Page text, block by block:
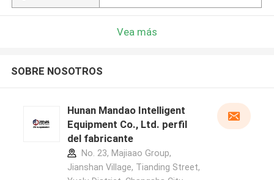
Vea más
SOBRE NOSOTROS
Hunan Mandao Intelligent
Equipment Co., Ltd. perfil
del fabricante
No. 23, Majiaao Group,
Jianshan Village, Tianding Street,